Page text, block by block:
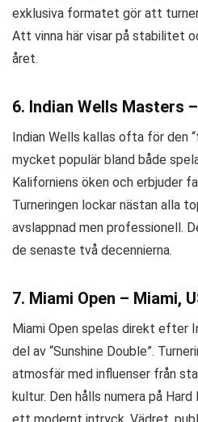
exklusiva formatet gör att
Att vinna här visar på stabilitet
året.
6. Indian Wells Masters
Indian Wells kallas ofta för den
mycket populär bland både
Kaliforniens öken och erbjuder
Turneringen lockar nästan alla
avslappnad men professionell.
de senaste två decennierna.
7. Miami Open – Miami,
Miami Open spelas direkt efter
del av “Sunshine Double”.
atmosfär med influenser från
kultur. Den hålls numera på